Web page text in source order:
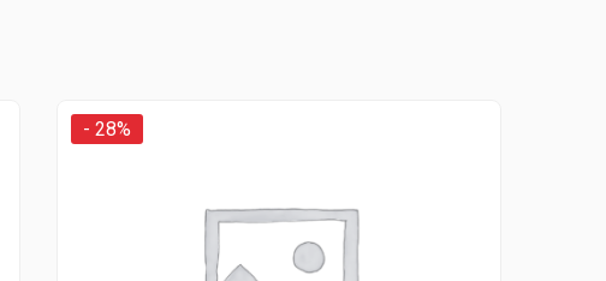
- 28%